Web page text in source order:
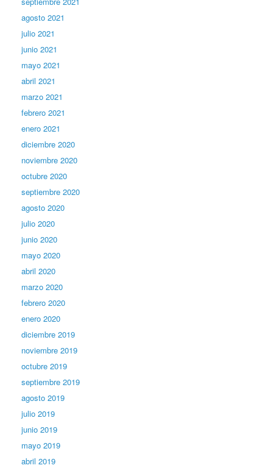
agosto 2021
julio 2021
junio 2021
mayo 2021
abril 2021
marzo 2021
febrero 2021
enero 2021
diciembre 2020
noviembre 2020
octubre 2020
septiembre 2020
agosto 2020
julio 2020
junio 2020
mayo 2020
abril 2020
marzo 2020
febrero 2020
enero 2020
diciembre 2019
noviembre 2019
octubre 2019
septiembre 2019
agosto 2019
julio 2019
junio 2019
mayo 2019
abril 2019